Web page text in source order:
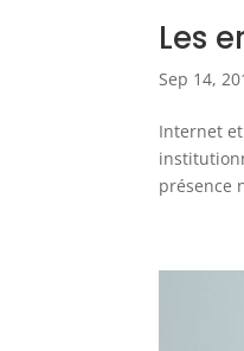
Les
Sep 14,
Internet
présence